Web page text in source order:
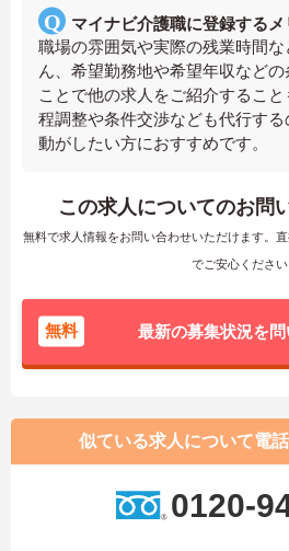
マイナビ介護職に登録する
職場の雰囲気や実際の残業時間
ん、希望勤務地や希望年収などの
ことで他の求人をご紹介するこ
程調整や条件交渉なども代行す
動がしたい方におすすめです。
この求人についてのお問
無料で求人情報をお問い合わせいただけます。
でご安心ください
無料 最新の募集状況を
似ている求人について電
0120-